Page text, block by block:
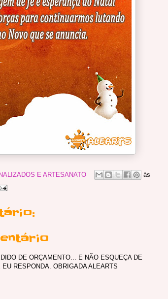
E ARTESANATO
às
DE ORÇAMENTO... E NÃO ESQUEÇA DE
RESPONDA. OBRIGADA ALEARTS